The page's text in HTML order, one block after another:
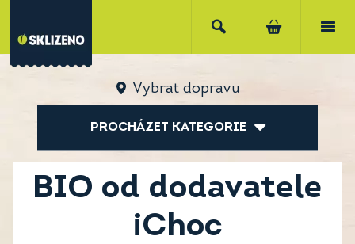
Vybrat dopravu
PROCHÁZET KATEGORIE
BIO od dodavatele
iChoc